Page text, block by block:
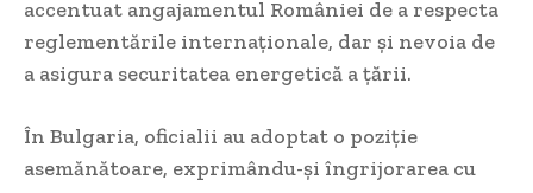
accentuat angajamentul României de a respecta
reglementările internaționale, dar și nevoia de
a asigura securitatea energetică a țării.
În Bulgaria, oficialii au adoptat o poziție
asemănătoare, exprimându-și îngrijorarea cu